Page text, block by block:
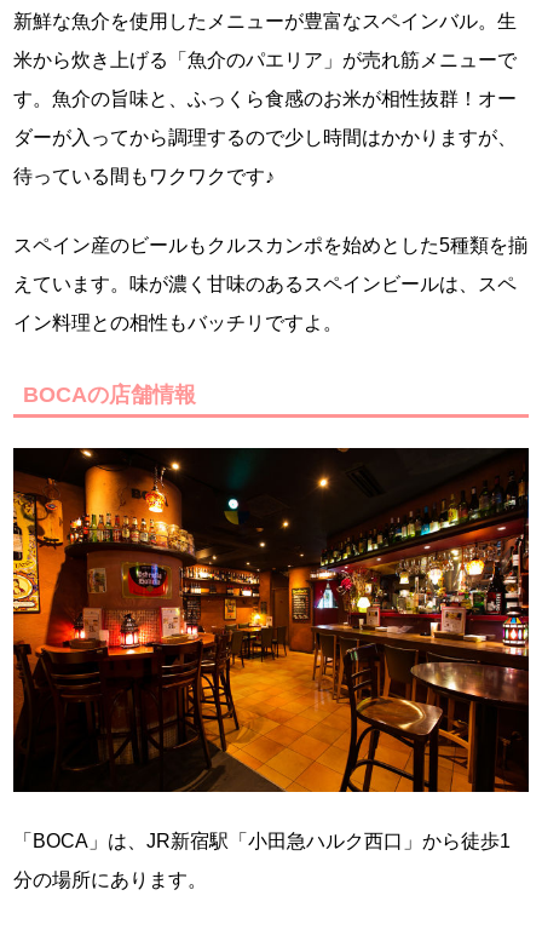
新鮮な魚介を使用したメニューが豊富なスペインバル。生
米から炊き上げる「魚介のパエリア」が売れ筋メニューで
す。魚介の旨味と、ふっくら食感のお米が相性抜群！オー
ダーが入ってから調理するので少し時間はかかりますが、
待っている間もワクワクです♪
スペイン産のビールもクルスカンポを始めとした5種類を揃
えています。味が濃く甘味のあるスペインビールは、スペ
イン料理との相性もバッチリですよ。
BOCAの店舗情報
「BOCA」は、JR新宿駅「小田急ハルク西口」から徒歩1
分の場所にあります。